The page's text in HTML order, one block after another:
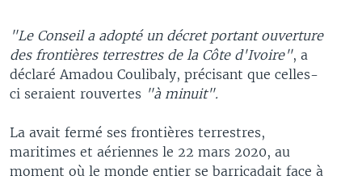
"Le Conseil a adopté un décret portant ouverture
des frontières terrestres de la Côte d'Ivoire", a
déclaré Amadou Coulibaly, précisant que celles-
ci seraient rouvertes "à minuit".
La avait fermé ses frontières terrestres,
maritimes et aériennes le 22 mars 2020, au
moment où le monde entier se barricadait face à